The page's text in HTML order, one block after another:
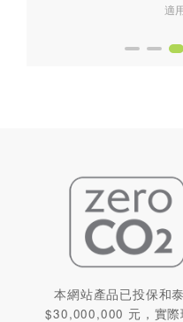
適
本網站產品已投保和
$30,000,000 元，實際